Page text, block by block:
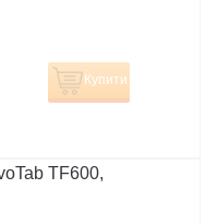
Купити
TF600,